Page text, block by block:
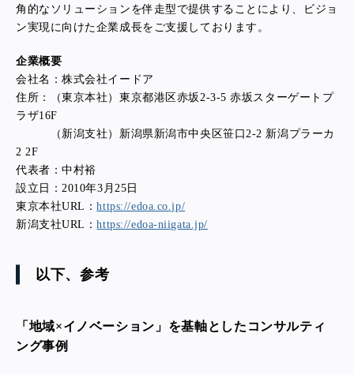
角的なソリューションを伴走型で提供することにより、ビジョ
ン実現に向けた企業成長をご支援しております。
企業概要
会社名：株式会社イードア
住所：（東京本社）東京都港区赤坂2-3-5 赤坂スターゲートプ
ラザ16F
（新潟支社）新潟県新潟市中央区笹口2-2 新潟プラーカ
2 2F
代表者：中村裕
設立日：2010年3月25日
東京本社URL：https://edoa.co.jp/
新潟支社URL：https://edoa-niigata.jp/
以下、参考
「地域×イノベーション」を基軸としたコンサルティ
ング事例